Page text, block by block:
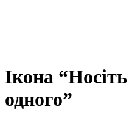
Ікона
одного”